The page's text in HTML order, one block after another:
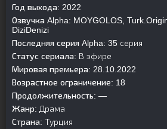
Год выхода: 2022
Озвучка Alpha: MOYGOLOS,
DiziDenizi
Последняя серия Alpha: 35 серия
Статус сериала: В эфире
Мировая премьера: 28.10.2022
Возрастное ограничение: 18
Продолжительность: —
Жанр: Драма
Страна: Турция